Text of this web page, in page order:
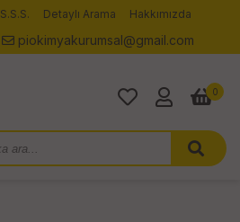
S.S.S. Detaylı Arama Hakkımızda
piokimyakurumsal@gmail.com
0